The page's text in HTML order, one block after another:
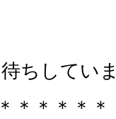
ちしてい
＊＊＊＊